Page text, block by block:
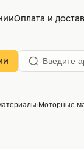
Оплата и
Моторные